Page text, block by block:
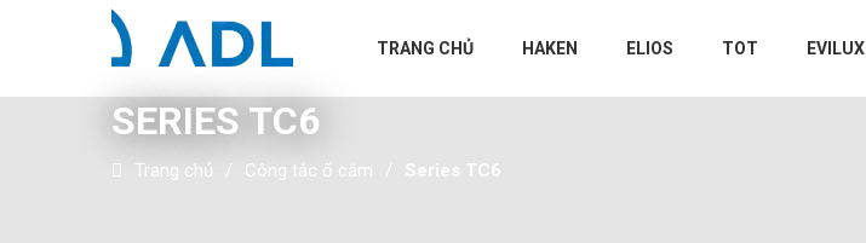
TRANG CHỦ HAKEN ELIOS TOT EVILUX
SERIES TC6
Trang chủ Công tắc ổ cắm Series TC6